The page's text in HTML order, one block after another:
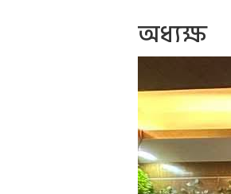
অধ্যক্ষ